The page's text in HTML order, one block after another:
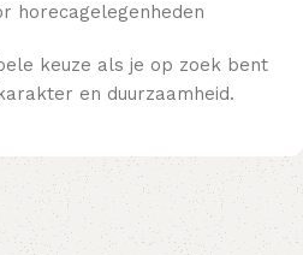
horecagelegenheden
keuze als je op zoek bent
en duurzaamheid.